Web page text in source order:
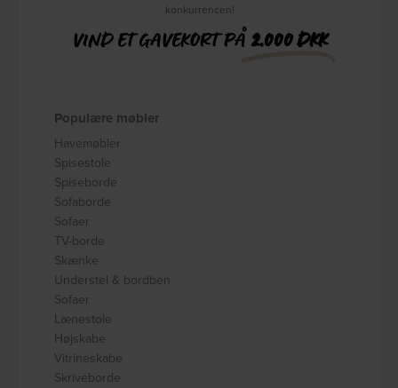
konkurrencen!
VIND ET GAVEKORT PÅ2.000 DKK
Populære møbler
Havemøbler
Spisestole
Spiseborde
Sofaborde
Sofaer
TV-borde
Skænke
Understel & bordben
Sofaer
Lænestole
Højskabe
Vitrineskabe
Skriveborde